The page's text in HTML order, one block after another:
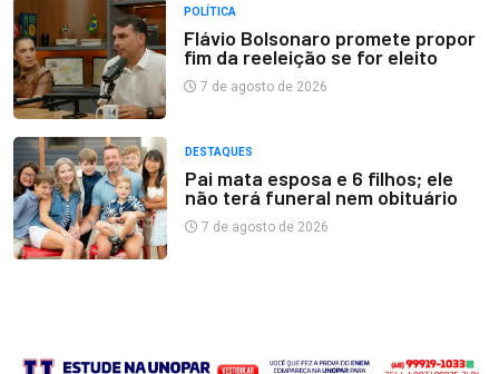
POLÍTICA
Flávio Bolsonaro promete propor
fim da reeleição se for eleito
7 de agosto de 2026
DESTAQUES
Pai mata esposa e 6 filhos; ele
não terá funeral nem obituário
7 de agosto de 2026